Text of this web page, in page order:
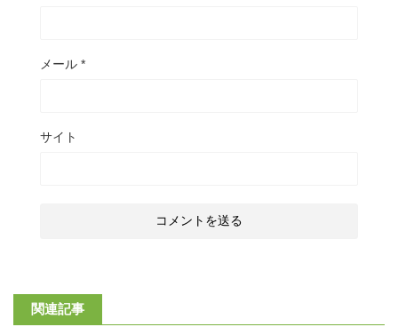
メール *
サイト
関連記事